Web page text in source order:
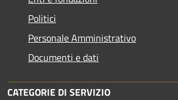
Politici
Personale Amministrativo
Documenti e dati
CATEGORIE DI SERVIZIO